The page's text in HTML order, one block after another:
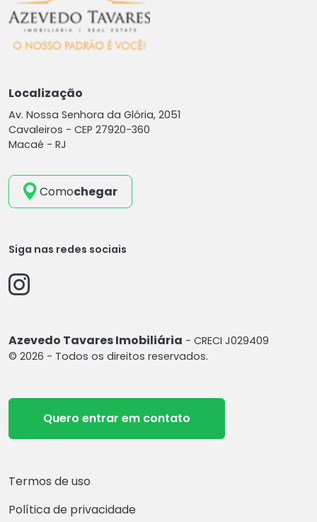
Localização
Av. Nossa Senhora da Glória, 2051
Cavaleiros - CEP 27920-360
Macaé - RJ
Comochegar
Siga nas redes sociais
Azevedo Tavares Imobiliária - CRECI J029409
© 2026 - Todos os direitos reservados.
Quero entrar em contato
Termos de uso
Política de privacidade